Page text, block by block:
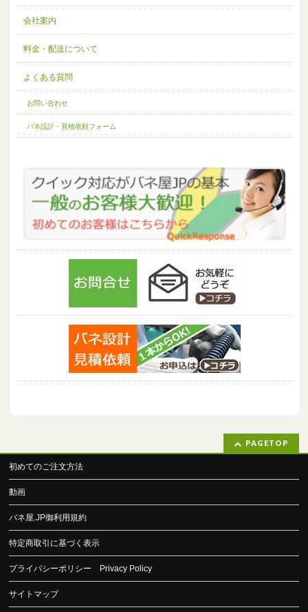
会社案内
料金・配送について
よくある質問
お問い合わせ
バネ設計・見積依頼フォーム
PAGETOP
初めてのご注文方法
動画
バネ屋.JP御利用規約
特定商取引に基づく表示
プライバシーポリシー Privacy Policy
サイトマップ